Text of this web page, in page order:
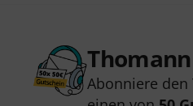
Abonniere